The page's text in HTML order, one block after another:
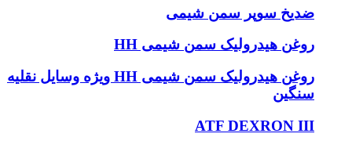
ضدیخ سوپر سمن شیمی
روغن هیدرولیک سمن شیمی HH
روغن هیدرولیک سمن شیمی HH ویژه وسایل نقلیه
سنگین
ATF DEXRON III